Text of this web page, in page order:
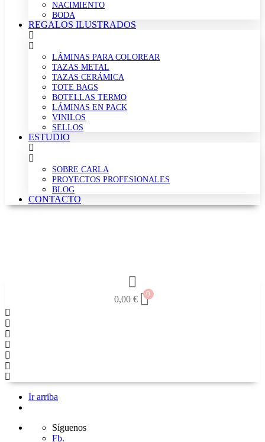
NACIMIENTO
BODA
REGALOS ILUSTRADOS
LÁMINAS PARA COLOREAR
TAZAS METAL
TAZAS CERÁMICA
TOTE BAGS
BOTELLAS TERMO
LÁMINAS EN PACK
VINILOS
SELLOS
ESTUDIO
SOBRE CARLA
PROYECTOS PROFESIONALES
BLOG
CONTACTO
0,00 €
0
Ir arriba
Síguenos
Fb.